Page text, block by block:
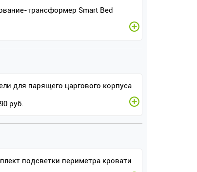
трансформер Smart Bed
для парящего царгового корпуса
руб.
подсветки периметра кровати